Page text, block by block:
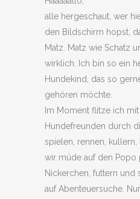
alle hergeschaut, wer
den Bildschirm hopst,
Matz. Matz wie Schatz
wirklich. Ich bin so ein
Hundekind, das so
gehören möchte.
Im Moment flitze ich
Hundefreunden durch
spielen, rennen,
wir müde auf den Popo
Nickerchen, futtern und
auf Abenteuersuche.